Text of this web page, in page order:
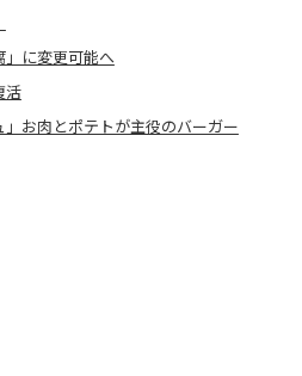
に変更可能へ
活
お肉とポテトが主役のバーガー